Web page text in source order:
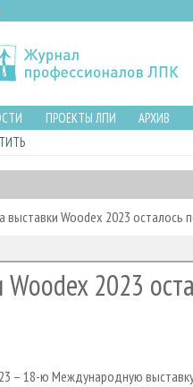
ПРОЕКТЫ ЛПИ АРХИВ
выставки Woodex 2023 осталось
2023
– 18-ю Международную